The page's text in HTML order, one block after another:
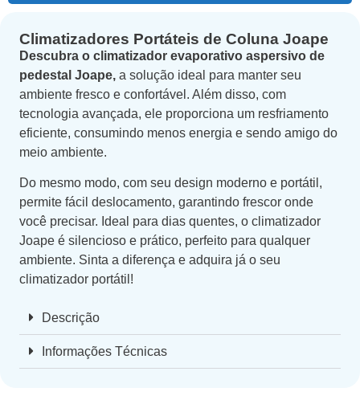
Climatizadores Portáteis de Coluna Joape
Descubra o climatizador evaporativo aspersivo de
pedestal Joape, a solução ideal para manter seu
ambiente fresco e confortável. Além disso, com
tecnologia avançada, ele proporciona um resfriamento
eficiente, consumindo menos energia e sendo amigo do
meio ambiente.
Do mesmo modo, com seu design moderno e portátil,
permite fácil deslocamento, garantindo frescor onde
você precisar. Ideal para dias quentes, o climatizador
Joape é silencioso e prático, perfeito para qualquer
ambiente. Sinta a diferença e adquira já o seu
climatizador portátil!
Descrição
Informações Técnicas